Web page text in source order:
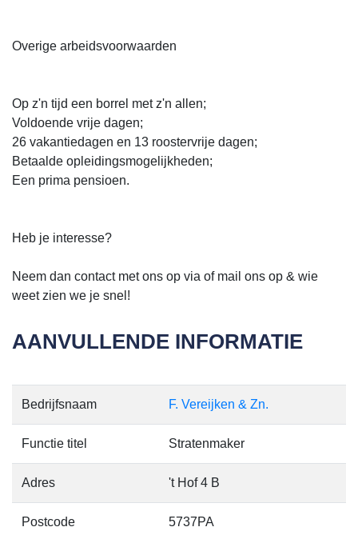
Overige arbeidsvoorwaarden
Op z'n tijd een borrel met z'n allen;
Voldoende vrije dagen;
26 vakantiedagen en 13 roostervrije dagen;
Betaalde opleidingsmogelijkheden;
Een prima pensioen.
Heb je interesse?
Neem dan contact met ons op via of mail ons op & wie
weet zien we je snel!
AANVULLENDE INFORMATIE
Bedrijfsnaam F. Vereijken & Zn.
Functie titel Stratenmaker
Adres 't Hof 4 B
Postcode 5737PA